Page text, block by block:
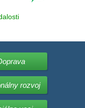
rozvoj